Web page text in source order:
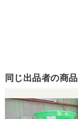
同じ出品者の商品